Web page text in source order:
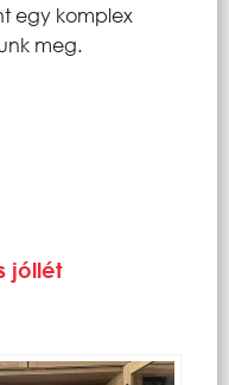
egy komplex
meg.
jóllét